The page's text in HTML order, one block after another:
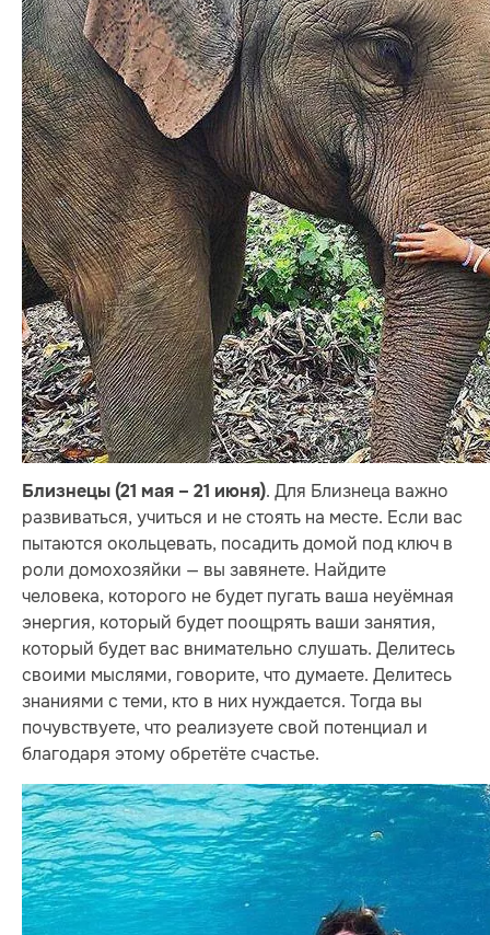
Близнецы (21 мая – 21 июня). Для Близнеца важно
развиваться, учиться и не стоять на месте. Если вас
пытаются окольцевать, посадить домой под ключ в
роли домохозяйки — вы завянете. Найдите
человека, которого не будет пугать ваша неуёмная
энергия, который будет поощрять ваши занятия,
который будет вас внимательно слушать. Делитесь
своими мыслями, говорите, что думаете. Делитесь
знаниями с теми, кто в них нуждается. Тогда вы
почувствуете, что реализуете свой потенциал и
благодаря этому обретёте счастье.